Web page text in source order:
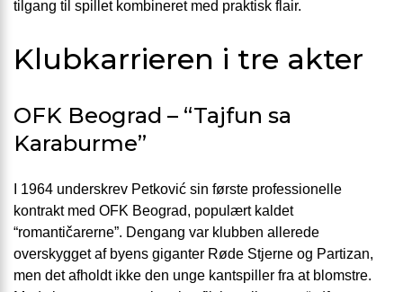
tilgang til spillet kombineret med praktisk flair.
Klubkarrieren i tre akter
OFK Beograd – “Tajfun sa
Karaburme”
I 1964 underskrev Petković sin første professionelle
kontrakt med OFK Beograd, populært kaldet
“romantičarerne”. Dengang var klubben allerede
overskygget af byens giganter Røde Stjerne og Partizan,
men det afholdt ikke den unge kantspiller fra at blomstre.